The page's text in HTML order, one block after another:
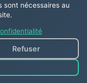
dès
sont nécessaires au
Refuser